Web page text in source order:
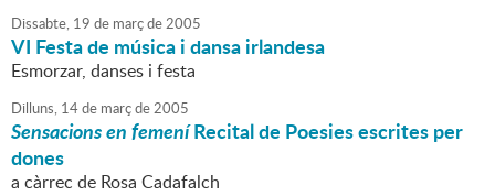
Dissabte, 19 de marçde2005
VI Festa de música i dansa irlandesa
Esmorzar, danses i festa
Dilluns, 14de marçde2005
Sensacions en femeníRecital de Poesies escrites per
dones
a càrrec de Rosa Cadafalch